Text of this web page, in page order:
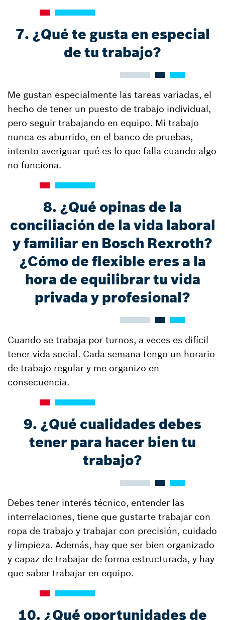
7. ¿Qué te gusta en especial
de tu trabajo?
Me gustan especialmente las tareas variadas, el
hecho de tener un puesto de trabajo individual,
pero seguir trabajando en equipo. Mi trabajo
nunca es aburrido, en el banco de pruebas,
intento averiguar qué es lo que falla cuando algo
no funciona.
8. ¿Qué opinas de la
conciliación de la vida laboral
y familiar en Bosch Rexroth?
¿Cómo de flexible eres a la
hora de equilibrar tu vida
privada y profesional?
Cuando se trabaja por turnos, a veces es difícil
tener vida social. Cada semana tengo un horario
de trabajo regular y me organizo en
consecuencia.
9. ¿Qué cualidades debes
tener para hacer bien tu
trabajo?
Debes tener interés técnico, entender las
interrelaciones, tiene que gustarte trabajar con
ropa de trabajo y trabajar con precisión, cuidado
y limpieza. Además, hay que ser bien organizado
y capaz de trabajar de forma estructurada, y hay
que saber trabajar en equipo.
10. ¿Qué oportunidades de